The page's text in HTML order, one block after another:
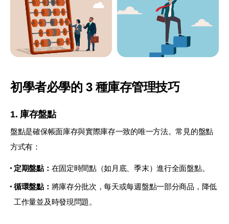
初學者必學的 3 種庫存管理技巧
1. 庫存盤點
盤點是確保帳面庫存與實際庫存一致的唯一方法。常見的盤點
方式有：
定期盤點： 在固定時間點（如月底、季末）進行全面盤點。
循環盤點： 將庫存分批次，每天或每週盤點一部分商品，降低
工作量並及時發現問題。